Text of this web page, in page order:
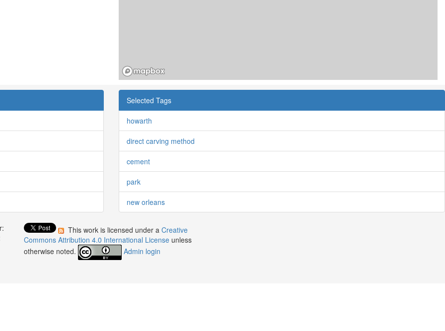
Selected Tags
howarth
direct carving method
cement
park
new orleans
This work is licensed under aCreative
Commons Attribution 4.0 International License unless
otherwise noted.
Admin login